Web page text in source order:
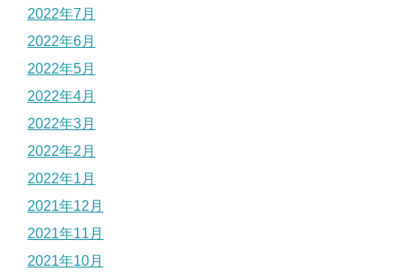
2022年7月
2022年6月
2022年5月
2022年4月
2022年3月
2022年2月
2022年1月
2021年12月
2021年11月
2021年10月